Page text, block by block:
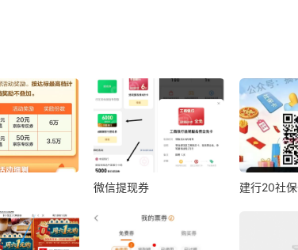
微信提现券 建行20社